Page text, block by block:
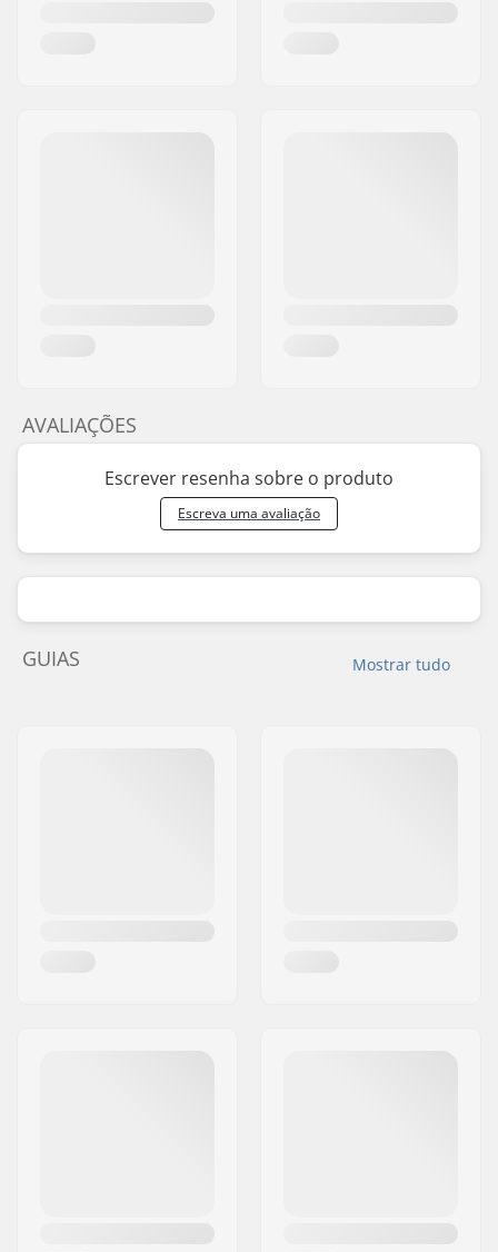
AVALIAÇÕES
Escrever resenha sobre o produto
Escreva uma avaliação
Mostrar tudo
GUIAS